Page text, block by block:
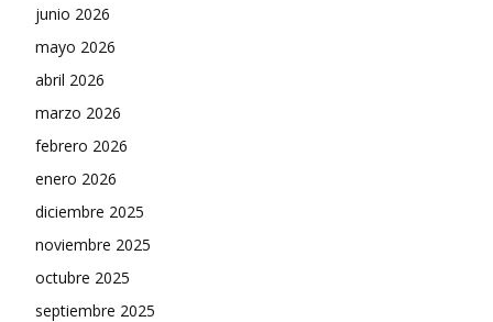
junio 2026
mayo 2026
abril 2026
marzo 2026
febrero 2026
enero 2026
diciembre 2025
noviembre 2025
octubre 2025
septiembre 2025